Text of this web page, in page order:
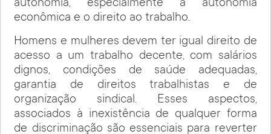
autonomia, especialmente a autonomia
econômica e o direito ao trabalho.
Homens e mulheres devem ter igual direito de
acesso a um trabalho decente, com salários
dignos, condições de saúde adequadas,
garantia de direitos trabalhistas e de
organização sindical. Esses aspectos,
associados à inexistência de qualquer forma
de discriminação são essenciais para reverter